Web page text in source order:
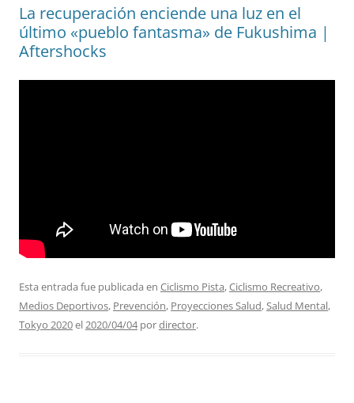
La recuperación enciende una luz en el
último «pueblo fantasma» de Fukushima |
Aftershocks
Esta entrada fue publicada en Ciclismo Pista,Ciclismo Recreativo,
Medios Deportivos, Prevención, Proyecciones Salud,Salud Mental,
Tokyo 2020el2020/04/04pordirector.